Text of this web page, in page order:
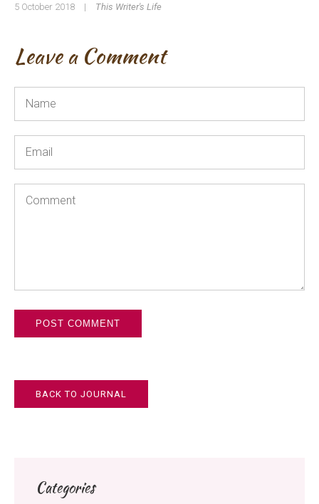
5 October 2018 | This Writer's Life
Leave a Comment
BACK TO JOURNAL
Categories